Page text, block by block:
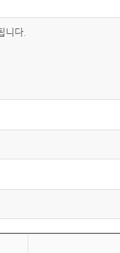
니다.